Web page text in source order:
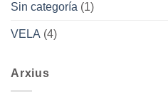
Sin categoría (1)
VELA (4)
Arxius